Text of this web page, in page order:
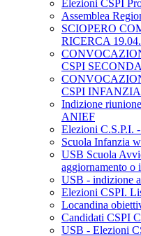
Elezioni CSPI
Assemblea
SCIOPERO
RICERCA
CSPI
CSPI
Indizione
ANIEF
Elezioni C.S.P.I.
Scuola Infanzia
USB Scuola
aggiornamento o
USB - indizione
Elezioni CSPI.
Locandina
Candidati CSPI
USB - Elezioni